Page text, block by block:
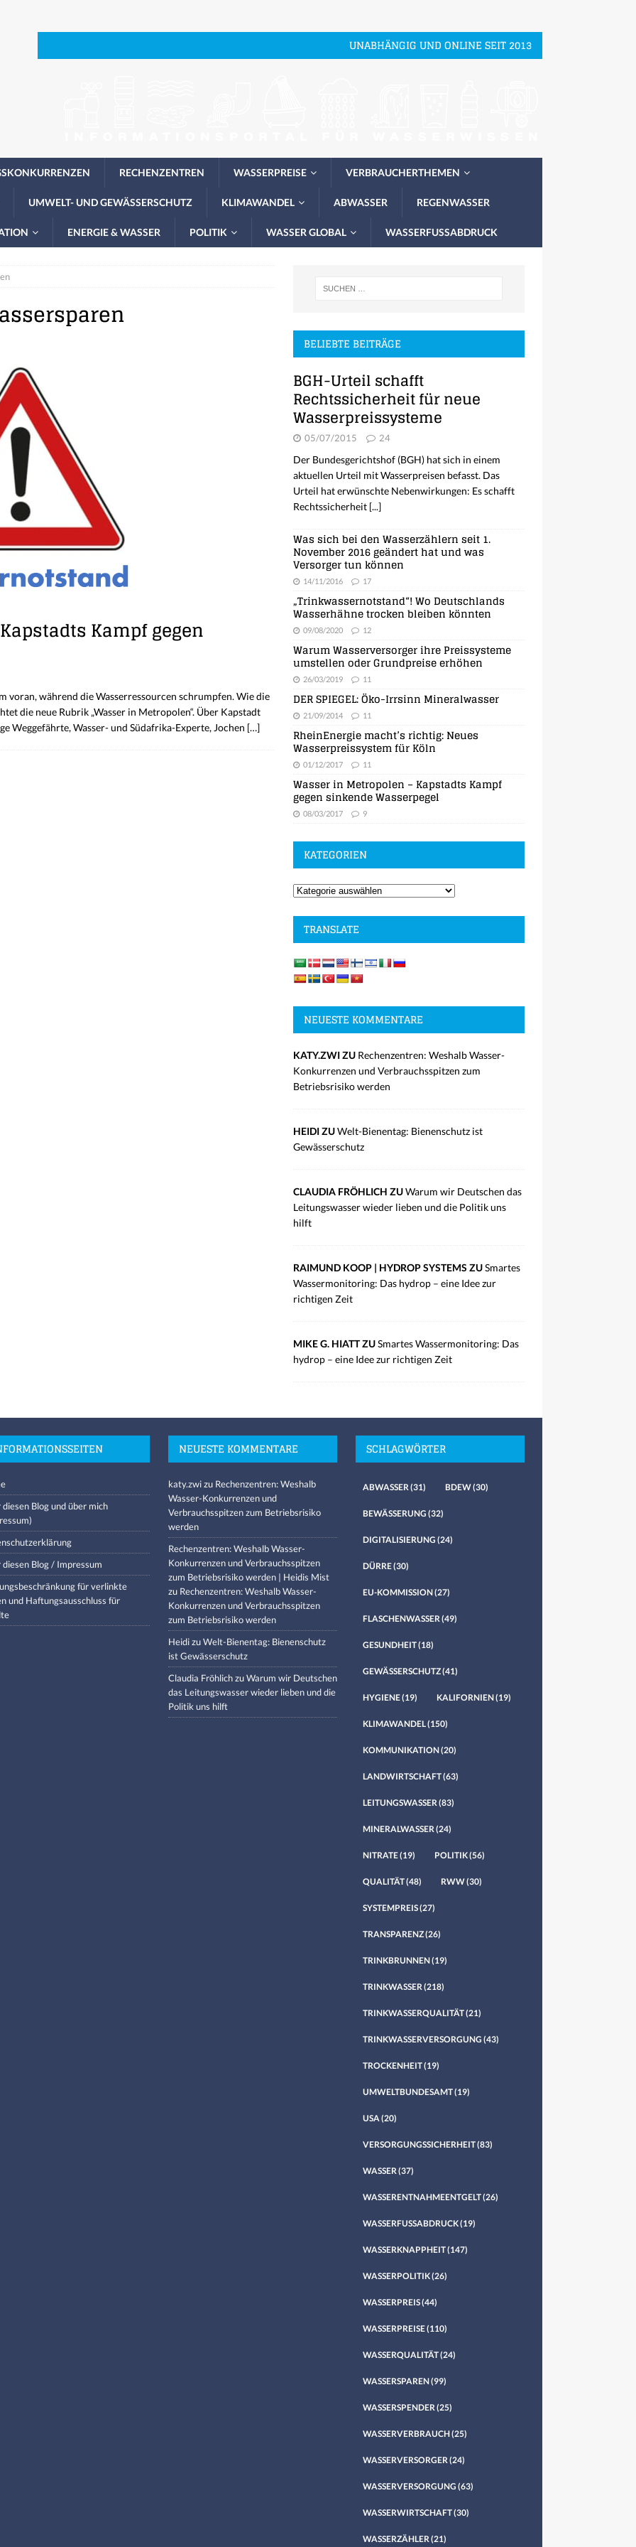
UNABHÄNGIG UND ONLINE SEIT 2013
RECHENZENTREN WASSERPREISE VERBRAUCHERTHEMEN
UMWELT- UND GEWÄSSERSCHUTZ KLIMAWANDEL ABWASSER REGENWASSER
ENERGIE & WASSER POLITIK WASSER GLOBAL WASSERFUSSABDRUCK
Kampf gegen
voran, während die Wasserressourcen schrumpfen. Wie die
die neue Rubrik „Wasser in Metropolen“. Über Kapstadt
Weggefährte, Wasser- und Südafrika-Experte, Jochen […]
BELIEBTE BEITRÄGE
BGH-Urteil schafft
Rechtssicherheit für neue
Wasserpreissysteme
05/07/2015 24
Der Bundesgerichtshof (BGH) hat sich in einem
aktuellen Urteil mit Wasserpreisen befasst. Das
Urteil hat erwünschte Nebenwirkungen: Es schafft
Rechtssicherheit [...]
Was sich bei den Wasserzählern seit 1.
November 2016 geändert hat und was
Versorger tun können
14/11/2016 17
„Trinkwassernotstand“! Wo Deutschlands
Wasserhähne trocken bleiben könnten
09/08/2020 12
Warum Wasserversorger ihre Preissysteme
umstellen oder Grundpreise erhöhen
26/03/2019 11
DER SPIEGEL: Öko-Irrsinn Mineralwasser
21/09/2014 11
RheinEnergie macht’s richtig: Neues
Wasserpreissystem für Köln
01/12/2017 11
Wasser in Metropolen – Kapstadts Kampf
gegen sinkende Wasserpegel
08/03/2017 9
KATEGORIEN
TRANSLATE
NEUESTE KOMMENTARE
KATY.ZWI ZU Rechenzentren: Weshalb Wasser-
Konkurrenzen und Verbrauchsspitzen zum
Betriebsrisiko werden
HEIDI ZUWelt-Bienentag: Bienenschutz ist
Gewässerschutz
CLAUDIA FRÖHLICH ZUWarum wir Deutschen das
Leitungswasser wieder lieben und die Politik uns
hilft
RAIMUND KOOP | HYDROP SYSTEMS ZUSmartes
Wassermonitoring: Das hydrop – eine Idee zur
richtigen Zeit
MIKE G. HIATT ZUSmartes Wassermonitoring: Das
hydrop – eine Idee zur richtigen Zeit
diesen Blog und über mich
diesen Blog / Impressum
für verlinkte
und Haftungsausschluss für
NEUESTE KOMMENTARE
katy.zwizu Rechenzentren: Weshalb
Wasser-Konkurrenzen und
Verbrauchsspitzen zum Betriebsrisiko
werden
Rechenzentren: Weshalb Wasser-
Konkurrenzen und Verbrauchsspitzen
zum Betriebsrisiko werden | Heidis Mist
zu Rechenzentren: Weshalb Wasser-
Konkurrenzen und Verbrauchsspitzen
zum Betriebsrisiko werden
HeidizuWelt-Bienentag: Bienenschutz
ist Gewässerschutz
Claudia FröhlichzuWarum wir Deutschen
das Leitungswasser wieder lieben und die
Politik uns hilft
SCHLAGWÖRTER
ABWASSER (31) BDEW(30)
BEWÄSSERUNG (32)
DIGITALISIERUNG (24)
DÜRRE(30)
EU-KOMMISSION(27)
FLASCHENWASSER (49)
GESUNDHEIT(18)
GEWÄSSERSCHUTZ(41)
HYGIENE(19) KALIFORNIEN(19)
KLIMAWANDEL(150)
KOMMUNIKATION(20)
LANDWIRTSCHAFT(63)
LEITUNGSWASSER (83)
MINERALWASSER (24)
NITRATE(19) POLITIK(56)
QUALITÄT(48) RWW(30)
SYSTEMPREIS(27)
TRANSPARENZ(26)
TRINKBRUNNEN(19)
TRINKWASSER (218)
TRINKWASSERQUALITÄT(21)
TRINKWASSERVERSORGUNG (43)
TROCKENHEIT(19)
UMWELTBUNDESAMT(19)
USA (20)
VERSORGUNGSSICHERHEIT(83)
WASSER (37)
WASSERENTNAHMEENTGELT(26)
WASSERFUSSABDRUCK(19)
WASSERKNAPPHEIT(147)
WASSERPOLITIK(26)
WASSERPREIS(44)
WASSERPREISE(110)
WASSERQUALITÄT(24)
WASSERSPAREN(99)
WASSERSPENDER (25)
WASSERVERBRAUCH(25)
WASSERVERSORGER (24)
WASSERVERSORGUNG (63)
WASSERWIRTSCHAFT(30)
WASSERZÄHLER (21)